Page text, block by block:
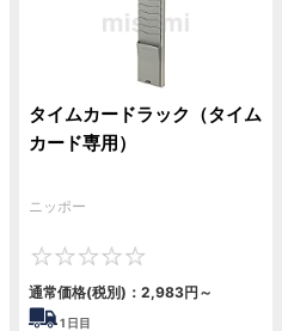
タイムカードラック（タイム
カード専用）
ニッポー
通常価格(税別)： 2,983円 ～
1 日目